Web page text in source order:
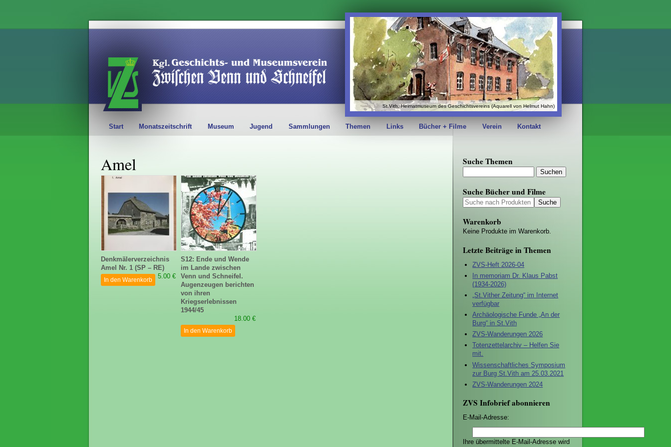
St.Vith, Heimatmuseum des Geschichtsvereins (Aquarell von Helmut Hahn)
Start Monatszeitschrift Museum Jugend Sammlungen Themen Links Bücher + Filme Verein Kontakt
Amel
Denkmälerverzeichnis
Amel Nr. 1 (SP – RE)
5.00 €
In den Warenkorb
S12: Ende und Wende
im Lande zwischen
Venn und Schneifel.
Augenzeugen berichten
von ihren
Kriegserlebnissen
1944/45
18.00 €
In den Warenkorb
Suche Themen
Suche Bücher und Filme
Warenkorb
Keine Produkte im Warenkorb.
Letzte Beiträge in Themen
ZVS-Heft 2026-04
In memoriam Dr. Klaus Pabst
(1934-2026)
„St.Vither Zeitung“ im Internet
verfügbar
Archäologische Funde „An der
Burg“ in St.Vith
ZVS-Wanderungen 2026
Totenzettelarchiv – Helfen Sie
mit.
Wissenschaftliches Symposium
zur Burg St.Vith am 25.03.2021
ZVS-Wanderungen 2024
ZVS Infobrief abonnieren
E-Mail-Adresse:
Ihre übermittelte E-Mail-Adresse wird